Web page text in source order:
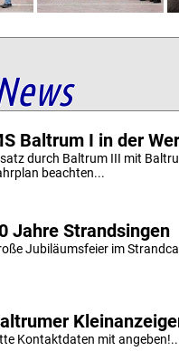
Baltrum I in der
durch Baltrum III mit
beachten...
Jahre Strandsingen
Jubiläumsfeier im
Kontaktdaten mit